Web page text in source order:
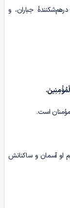
جباران، و
مؤمنان است.
آسمان و ساکنانش